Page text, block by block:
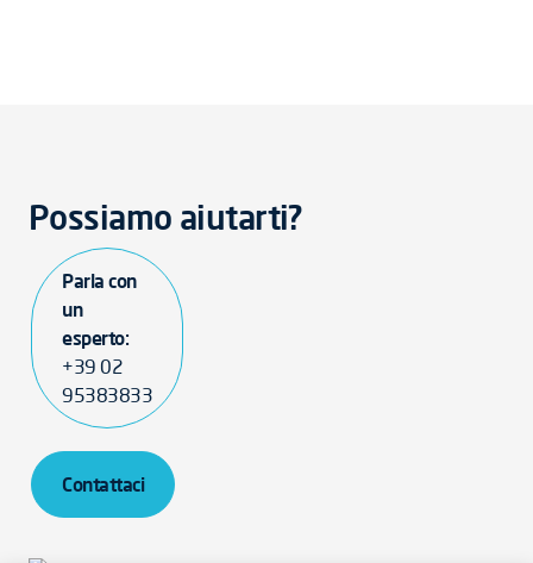
Possiamo aiutarti?
Parla con
un
esperto:
+39 02
95383833
Contattaci